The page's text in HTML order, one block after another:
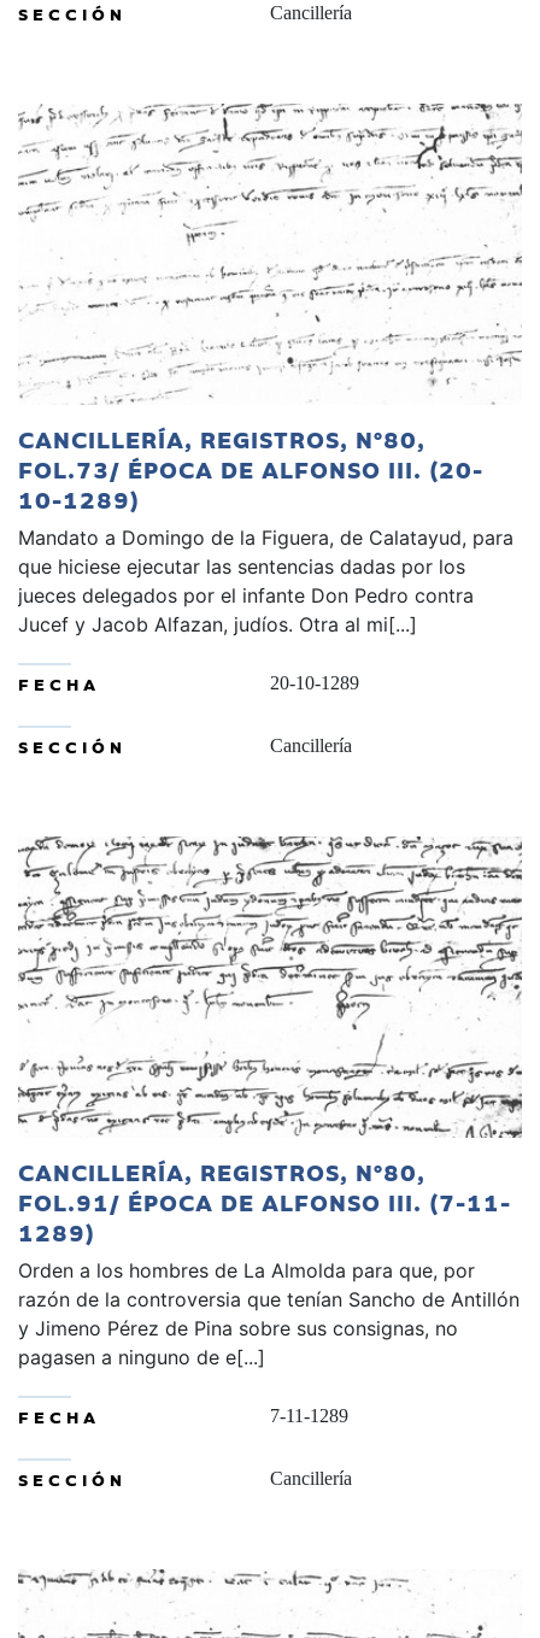
SECCIÓN Cancillería
CANCILLERÍA, REGISTROS, Nº80,
FOL.73/ ÉPOCA DE ALFONSO III. (20-
10-1289)
Mandato a Domingo de la Figuera, de Calatayud, para
que hiciese ejecutar las sentencias dadas por los
jueces delegados por el infante Don Pedro contra
Jucef y Jacob Alfazan, judíos. Otra al mi[...]
FECHA 20-10-1289
SECCIÓN Cancillería
CANCILLERÍA, REGISTROS, Nº80,
FOL.91/ ÉPOCA DE ALFONSO III. (7-11-
1289)
Orden a los hombres de La Almolda para que, por
razón de la controversia que tenían Sancho de Antillón
y Jimeno Pérez de Pina sobre sus consignas, no
pagasen a ninguno de e[...]
FECHA 7-11-1289
SECCIÓN Cancillería